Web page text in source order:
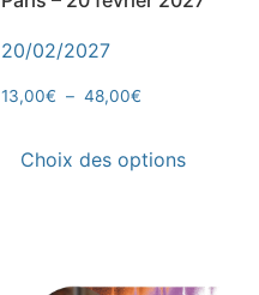
20/02/2027
13,00€ – 48,00€
Choix des options